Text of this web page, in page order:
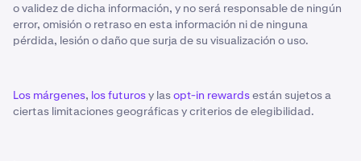
o validez de dicha información, y no será responsable de ningún
error, omisión o retraso en esta información ni de ninguna
pérdida, lesión o daño que surja de su visualización o uso.
Los márgenes, los futurosy lasopt-in rewardsestán sujetos a
ciertas limitaciones geográficas y criterios de elegibilidad.